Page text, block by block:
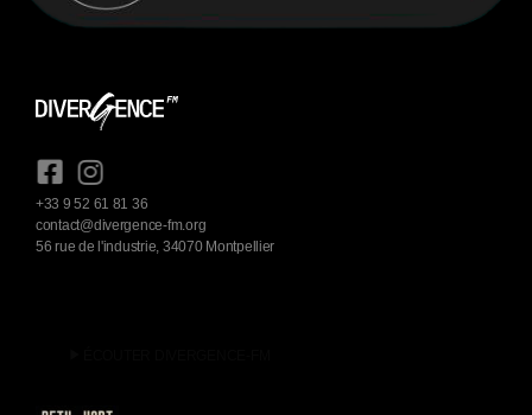
+33 9 52 61 81 36
contact@divergence-fm.org
56 rue de l'industrie, 34070 Montpellier